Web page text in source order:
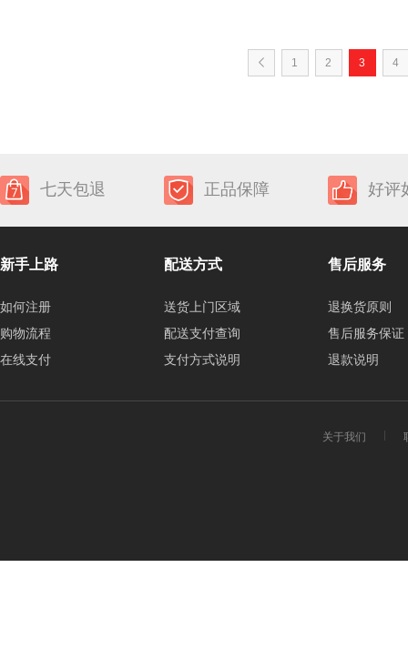
1 2 3 4
七天包退 正品保障 好评
新手上路
如何注册
购物流程
在线支付
配送方式
送货上门区域
配送支付查询
支付方式说明
售后服务
退换货原则
售后服务保证
退款说明
关于我们